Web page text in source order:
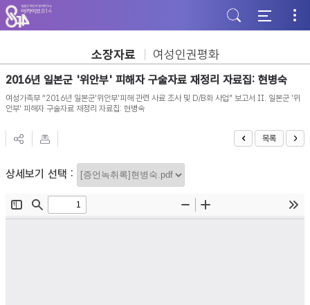
주
메
뉴
가
기
본
문
바
기
하
단
바
기
소장자료 여성인권평화
2016년 일본군 '위안부' 피해자 구술자료 재정리 자료집: 현병숙
여성가족부 “2016년 일본군'위안부'피해 관련 사료 조사 및 D/B화 사업” 보고서 II. 일본군 '위
안부' 피해자 구술자료 재정리 자료집: 현병숙
목록
상세보기 선택 :